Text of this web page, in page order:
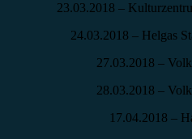
23.03.2018 –
24.03.2018 – Helgas
27.03.2018 –
28.03.2018 –
17.04.2018 –